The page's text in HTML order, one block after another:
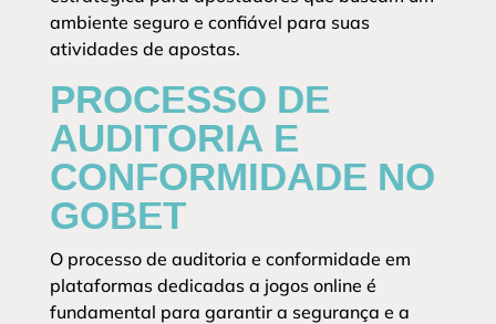
ambiente seguro e confiável para suas
atividades de apostas.
PROCESSO DE
AUDITORIA E
CONFORMIDADE NO
GOBET
O processo de auditoria e conformidade em
plataformas dedicadas a jogos online é
fundamental para garantir a segurança e a